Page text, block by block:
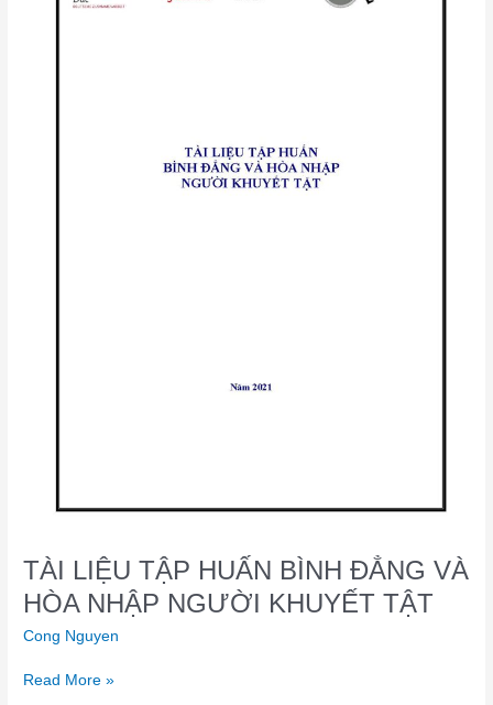
TÀI LIỆU TẬP HUẤN BÌNH ĐẲNG VÀ
HÒA NHẬP NGƯỜI KHUYẾT TẬT
Cong Nguyen
Read More »